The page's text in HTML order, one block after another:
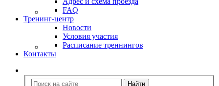
FAQ
Тренинг-центр
Новости
Условия участия
Расписание треннингов
Контакты